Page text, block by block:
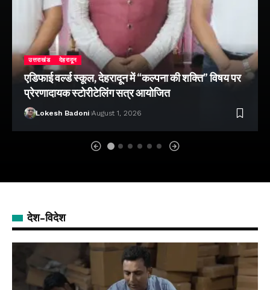
उत्तराखंड देहरादून
एडिफाई वर्ल्ड स्कूल, देहरादून में “कल्पना की शक्ति” विषय पर
प्रेरणादायक स्टोरीटेलिंग सत्र आयोजित
Lokesh Badoni August 1, 2026
देश-विदेश